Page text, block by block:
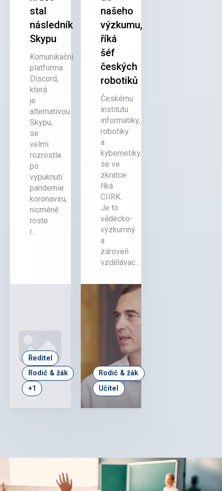
stal
následník
Skypu
Komunikační
platforma
Discord,
která
je
alternativou
Skypu,
se
velmi
rozrostla
po
vypuknutí
pandemie
koronaviru,
nicméně
roste
r...
Ředitel
Rodič & žák
+1
našeho
výzkumu,
říká
šéf
českých
robotiků
Českému
institutu
informatiky,
robotiky
a
kybernetiky
se ve
zkratce
říká
CIIRK.
Je to
vědecko-
výzkumný
a
zároveň
vzdělávac...
Rodič & žák
Učitel